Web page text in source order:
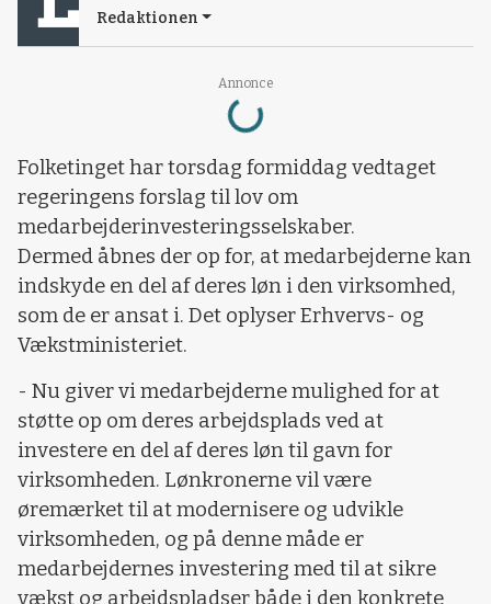
Annonce
Loading...
Redaktionen
Folketinget har torsdag formiddag vedtaget
regeringens forslag til lov om
medarbejderinvesteringsselskaber.
Dermed åbnes der op for, at medarbejderne kan
indskyde en del af deres løn i den virksomhed,
som de er ansat i. Det oplyser Erhvervs- og
Vækstministeriet.
- Nu giver vi medarbejderne mulighed for at
støtte op om deres arbejdsplads ved at
investere en del af deres løn til gavn for
virksomheden. Lønkronerne vil være
øremærket til at modernisere og udvikle
virksomheden, og på denne måde er
medarbejdernes investering med til at sikre
vækst og arbejdspladser både i den konkrete